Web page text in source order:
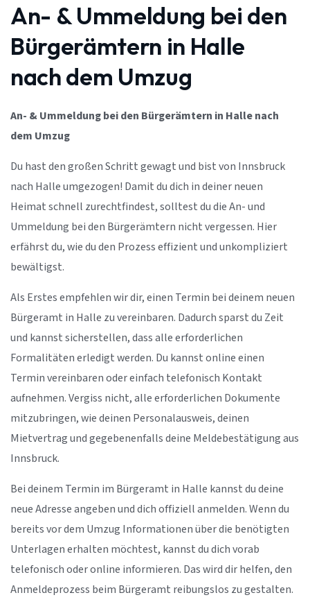
An- & Ummeldung bei den
Bürgerämtern in Halle
nach dem Umzug
An- & Ummeldung bei den Bürgerämtern in Halle nach
dem Umzug
Du hast den großen Schritt gewagt und bist von Innsbruck
nach Halle umgezogen! Damit du dich in deiner neuen
Heimat schnell zurechtfindest, solltest du die An- und
Ummeldung bei den Bürgerämtern nicht vergessen. Hier
erfährst du, wie du den Prozess effizient und unkompliziert
bewältigst.
Als Erstes empfehlen wir dir, einen Termin bei deinem neuen
Bürgeramt in Halle zu vereinbaren. Dadurch sparst du Zeit
und kannst sicherstellen, dass alle erforderlichen
Formalitäten erledigt werden. Du kannst online einen
Termin vereinbaren oder einfach telefonisch Kontakt
aufnehmen. Vergiss nicht, alle erforderlichen Dokumente
mitzubringen, wie deinen Personalausweis, deinen
Mietvertrag und gegebenenfalls deine Meldebestätigung aus
Innsbruck.
Bei deinem Termin im Bürgeramt in Halle kannst du deine
neue Adresse angeben und dich offiziell anmelden. Wenn du
bereits vor dem Umzug Informationen über die benötigten
Unterlagen erhalten möchtest, kannst du dich vorab
telefonisch oder online informieren. Das wird dir helfen, den
Anmeldeprozess beim Bürgeramt reibungslos zu gestalten.